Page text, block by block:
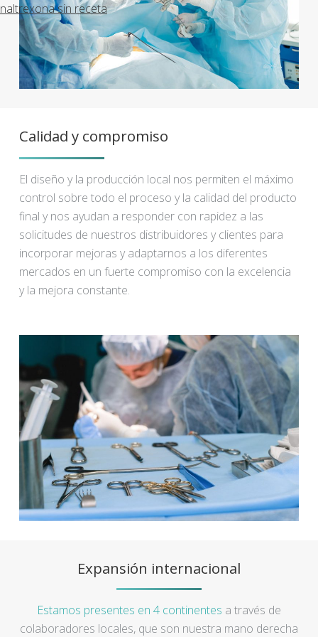
naltrexona sin receta
Calidad y compromiso
El diseño y la producción local nos permiten el máximo
control sobre todo el proceso y la calidad del producto
final y nos ayudan a responder con rapidez a las
solicitudes de nuestros distribuidores y clientes para
incorporar mejoras y adaptarnos a los diferentes
mercados en un fuerte compromiso con la excelencia
y la mejora constante.
Expansión internacional
Estamos presentes en 4 continentes a través de
colaboradores locales, que son nuestra mano derecha